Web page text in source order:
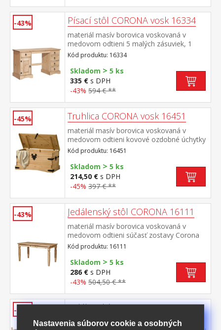
-43% Písací stôl CORONA vosk 16334
materiál masív borovica voskovaná v
medovom odtieni 5 malých zásuviek, 1
dvierka, kovové ozdobné úchytky súčasť
zostavy Corona
Kód produktu: 16334
Skladom > 5 ks
335 € s DPH
-43% 594 € **
-45% Truhlica CORONA vosk 16451
materiál masív borovica voskovaná v
medovom odtieni kovové ozdobné úchytky
a petlica súčasť zostavy Corona
Kód produktu: 16451
Skladom > 5 ks
214,50 € s DPH
-45% 397 € **
-43% Jedálenský stôl CORONA 16111
materiál masív borovica voskovaná v
medovom odtieni súčasť zostavy Corona
Kód produktu: 16111
Skladom > 5 ks
286 € s DPH
-43% 504,50 € **
-41% Jedálenský set CORONA 4432
jedálenský stôl CORONA 16111 a 4
Nastavenia súborov cookie a osobných